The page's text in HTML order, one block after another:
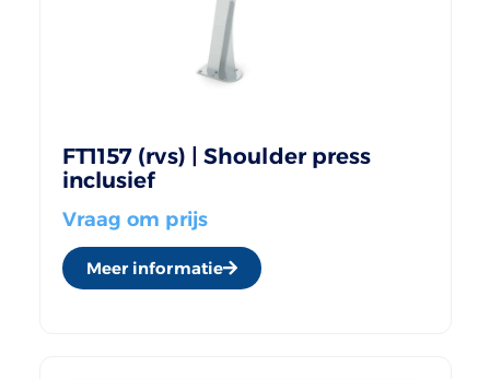
FT1157 (rvs) | Shoulder press
inclusief
Vraag om prijs
Meer informatie